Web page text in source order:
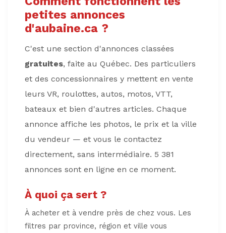
petites annonces
d'aubaine.ca ?
C'est une section d'annonces classées
gratuites, faite au Québec. Des particuliers
et des concessionnaires y mettent en vente
leurs VR, roulottes, autos, motos, VTT,
bateaux et bien d'autres articles. Chaque
annonce affiche les photos, le prix et la ville
du vendeur — et vous le contactez
directement, sans intermédiaire. 5 381
annonces sont en ligne en ce moment.
À quoi ça sert ?
À acheter et à vendre près de chez vous. Les
filtres par province, région et ville vous